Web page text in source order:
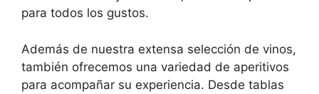
para todos los gustos.
Además de nuestra extensa selección de vinos,
también ofrecemos una variedad de aperitivos
para acompañar su experiencia. Desde tablas